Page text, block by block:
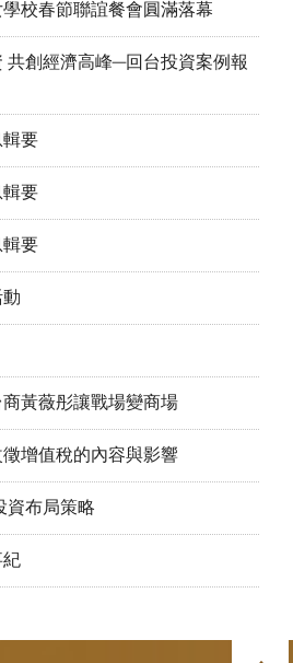
校春節聯誼餐會圓滿落幕
共創經濟高峰─回台投資案例報
輯要
輯要
輯要
黃薇彤讓戰場變商場
增值稅的內容與影響
資布局策略
紀